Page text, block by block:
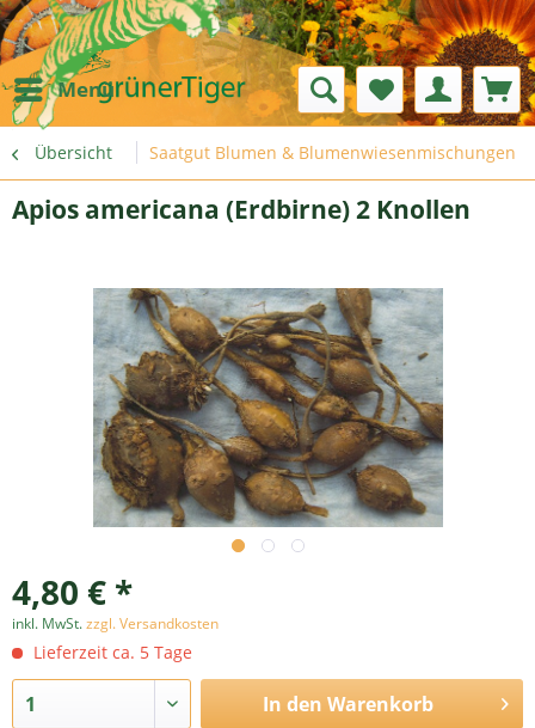
Menü
Übersicht Saatgut Blumen & Blumenwiesenmischungen
Apios americana (Erdbirne) 2 Knollen
4,80 € *
inkl. MwSt.zzgl. Versandkosten
Lieferzeit ca. 5 Tage
In den Warenkorb